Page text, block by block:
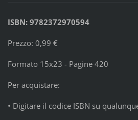
ISBN: 9782372970594
Prezzo: 0,99 €
Formato 15x23 - Pagine 420
Per acquistare:
• Digitare il codice ISBN su